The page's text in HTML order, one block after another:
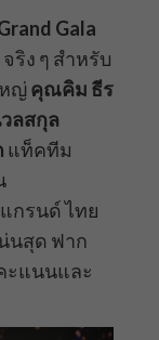
Gala
ริง ๆ สำหรับ
ญ่ คุณคิม ธีร
ลสกุล
แท็คทีม
กรนด์ ไทย
นสุด ฟาก
ะแนนและ